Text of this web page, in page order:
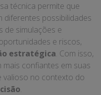
técnica permite que
diferentes possibilidades
de simulações e
e riscos,
estratégica. Com isso,
confiantes em suas
valioso no contexto do
.